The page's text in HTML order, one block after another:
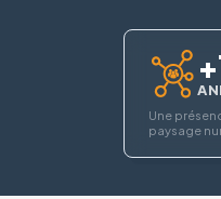
Une
paysage